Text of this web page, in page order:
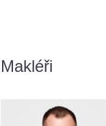
Makléři